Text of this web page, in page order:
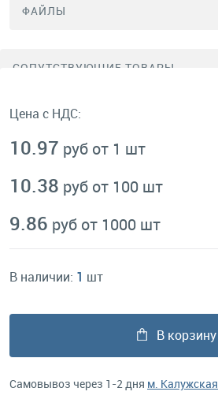
ФАЙЛЫ
СОПУТСТВУЮЩИЕ ТОВАРЫ
Цена с НДС:
10.97 руб от 1 шт
10.38 руб от 100 шт
9.86 руб от 1000 шт
В наличии: 1 шт
В корзину
Самовывоз через 1-2 дня м. Калужская